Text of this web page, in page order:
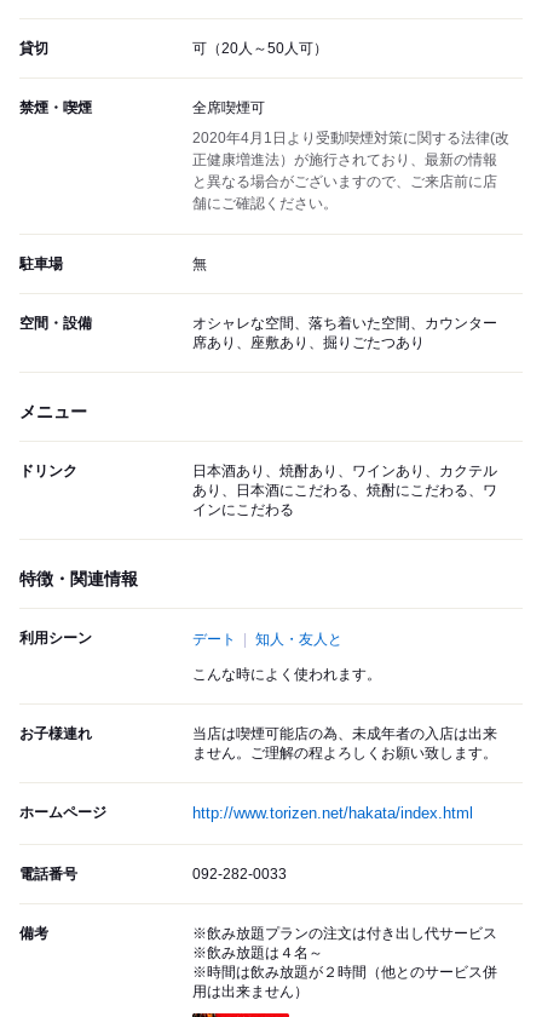
貸切 可（20人～50人可）
禁煙・喫煙
全席喫煙可
2020年4月1日より受動喫煙対策に関する法律(改
正健康増進法）が施行されており、最新の情報
と異なる場合がございますので、ご来店前に店
舗にご確認ください。
駐車場 無
空間・設備
オシャレな空間、落ち着いた空間、カウンター
席あり、座敷あり、掘りごたつあり
メニュー
ドリンク
日本酒あり、焼酎あり、ワインあり、カクテル
あり、日本酒にこだわる、焼酎にこだわる、ワ
インにこだわる
特徴・関連情報
利用シーン デート 知人・友人と
こんな時によく使われます。
お子様連れ
当店は喫煙可能店の為、未成年者の入店は出来
ません。ご理解の程よろしくお願い致します。
ホームページ http://www.torizen.net/hakata/index.html
電話番号 092-282-0033
備考
※飲み放題プランの注文は付き出し代サービス
※飲み放題は４名～
※時間は飲み放題が２時間（他とのサービス併
用は出来ません）